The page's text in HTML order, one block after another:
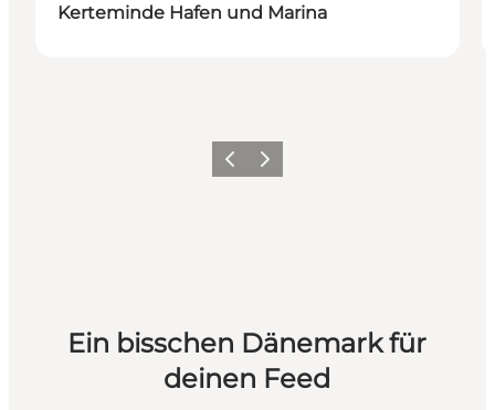
Kerteminde Hafen und Marina
ZurückWeiter
Ein bisschen Dänemark für
deinen Feed